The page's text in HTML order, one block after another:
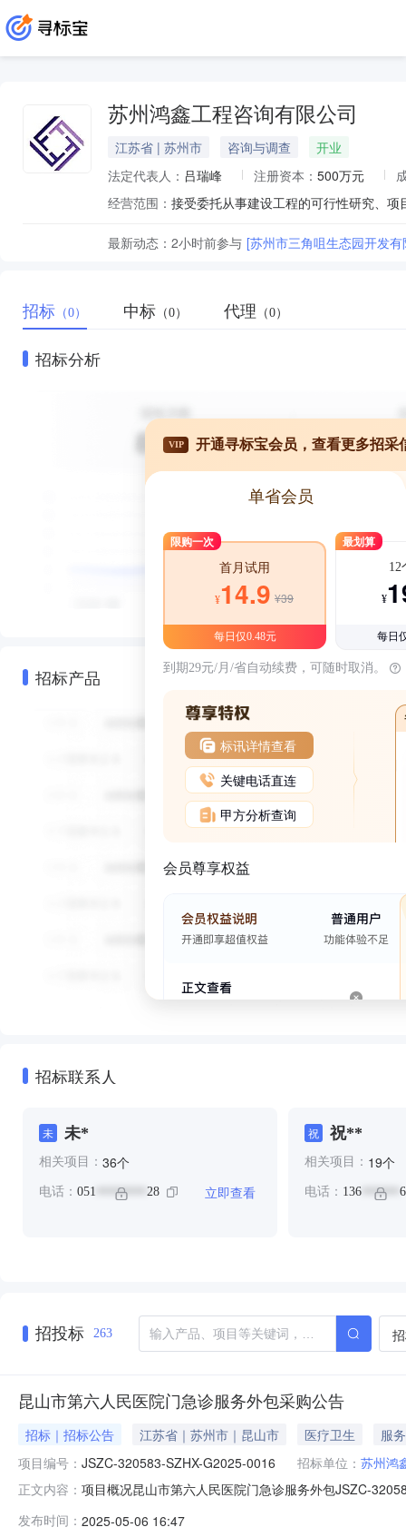
苏州鸿鑫工程咨询有限公司
江苏省 | 苏州市 咨询与调查
开业
法定代表人： 吕瑞峰 注册资本： 500万元
经营范围：
最新动态： 2小时前参与 [苏州市三角咀生态园开发
招标 （0） 中标 （0） 代理 （0）
招标分析
招标产品
VIP 开通寻标宝会员，查看更多招采
单省会员
限购一次
首月试用
¥14.9 ¥39
每日仅0.48元
最划算
12
¥
每日
到期29元/月/省自动续费，可随时取消。
标讯详情查看
关键电话直连
甲方分析查询
会员尊享权益
招标联系人
未 未*
相关项目： 36个
电话： 051 ******** 28 立即查看
祝 祝**
相关项目： 19个
电话： 136******
招投标 263
昆山市第六人民医院门急诊服务外包采购公告
招标｜招标公告 江苏省｜苏州市｜昆山市 医疗卫生
服务
项目编号： JSZC-320583-SZHX-G2025-0016 招标单位： 苏州鸿
正文内容： 项目概况昆山市第六人民医院门急诊服务外包JSZC-
有）：无采购需求：详见招标文件合同履行期限：2年本
发布时间： 2025-05-06 16:47